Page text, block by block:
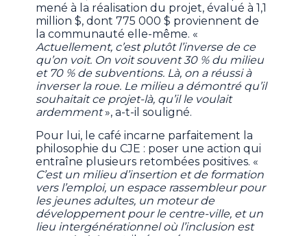
mené à la réalisation du projet, évalué à 1,1
million $, dont 775 000 $ proviennent de
la communauté elle-même. «
Actuellement, c’est plutôt l’inverse de ce
qu’on voit. On voit souvent 30 % du milieu
et 70 % de subventions. Là, on a réussi à
inverser la roue. Le milieu a démontré qu’il
souhaitait ce projet-là, qu’il le voulait
ardemment», a-t-il souligné.
Pour lui, le café incarne parfaitement la
philosophie du CJE : poser une action qui
entraîne plusieurs retombées positives. «
C’est un milieu d’insertion et de formation
vers l’emploi, un espace rassembleur pour
les jeunes adultes, un moteur de
développement pour le centre-ville, et un
lieu intergénérationnel où l’inclusion est